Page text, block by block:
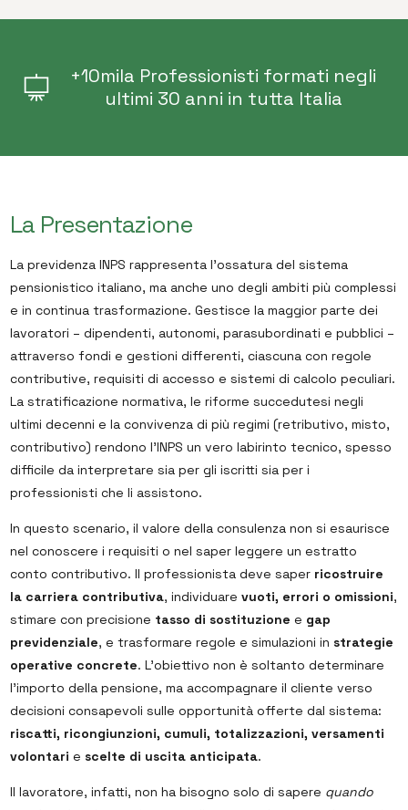
+10mila Professionisti formati negli
ultimi 30 anni in tutta Italia
La Presentazione
La previdenza INPS rappresenta l’ossatura del sistema
pensionistico italiano, ma anche uno degli ambiti più complessi
e in continua trasformazione. Gestisce la maggior parte dei
lavoratori – dipendenti, autonomi, parasubordinati e pubblici –
attraverso fondi e gestioni differenti, ciascuna con regole
contributive, requisiti di accesso e sistemi di calcolo peculiari.
La stratificazione normativa, le riforme succedutesi negli
ultimi decenni e la convivenza di più regimi (retributivo, misto,
contributivo) rendono l’INPS un vero labirinto tecnico, spesso
difficile da interpretare sia per gli iscritti sia per i
professionisti che li assistono.
In questo scenario, il valore della consulenza non si esaurisce
nel conoscere i requisiti o nel saper leggere un estratto
conto contributivo. Il professionista deve saper ricostruire
la carriera contributiva, individuarevuoti, errori o omissioni,
stimare con precisione tasso di sostituzione e gap
previdenziale, e trasformare regole e simulazioni in strategie
operative concrete. L’obiettivo non è soltanto determinare
l’importo della pensione, ma accompagnare il cliente verso
decisioni consapevoli sulle opportunità offerte dal sistema:
riscatti, ricongiunzioni, cumuli, totalizzazioni, versamenti
volontari e scelte di uscita anticipata.
Il lavoratore, infatti, non ha bisogno solo di sapere quando